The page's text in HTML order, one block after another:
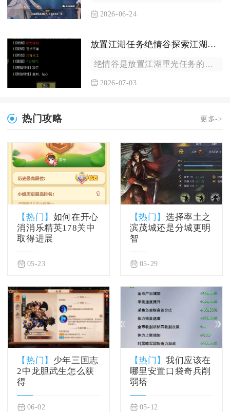
2026-06-24
放置江湖任务绝情谷探索江湖重光的关键之地
绝情谷是放置江湖重光任务的核心关卡，打通此处不仅能获取关键道...
2026-07-03
热门攻略 更多->
【热门】 如何在开心
消消乐精英178关中
取得进展
05-23
【热门】选择率土之
滨茂城还是分城更明
智
05-29
【热门】 少年三国志
2中龙胆武生怎么获
得
06-02
【热门】我们应该在
哪里安置口袋奇兵削
弱塔
05-12